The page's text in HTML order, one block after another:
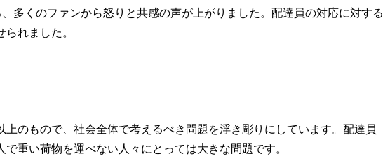
多くのファンから怒りと共感の声が上がりました。配達員の対応に対する
れました。
のもので、社会全体で考えるべき問題を浮き彫りにしています。配達員
重い荷物を運べない人々にとっては大きな問題です。